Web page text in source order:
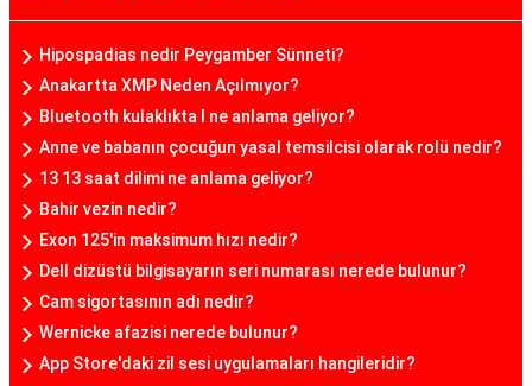
Hipospadias nedir Peygamber Sünneti?
Anakartta XMP Neden Açılmıyor?
Bluetooth kulaklıkta l ne anlama geliyor?
Anne ve babanın çocuğun yasal temsilcisi olarak rolü nedir?
13 13 saat dilimi ne anlama geliyor?
Bahir vezin nedir?
Exon 125'in maksimum hızı nedir?
Dell dizüstü bilgisayarın seri numarası nerede bulunur?
Cam sigortasının adı nedir?
Wernicke afazisi nerede bulunur?
App Store'daki zil sesi uygulamaları hangileridir?